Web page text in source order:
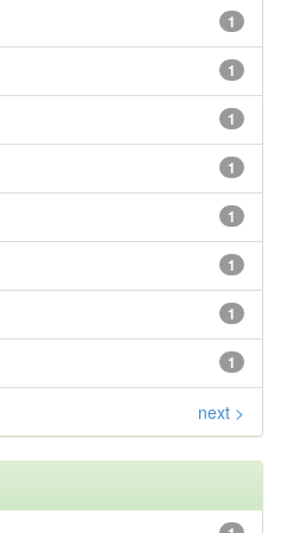
1
1
1
1
1
1
1
1
next >